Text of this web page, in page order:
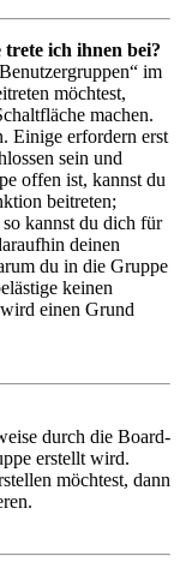
ich ihnen bei?
im
möchtest,
machen.
Einige erfordern erst
sein und
offen ist, kannst du
beitreten;
kannst du dich für
deinen
du in die Gruppe
keinen
einen Grund
durch die Board-
erstellt wird.
möchtest, dann